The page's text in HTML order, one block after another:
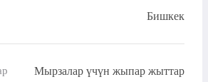
Бишкек
Мырзалар үчүн жыпар жыттар